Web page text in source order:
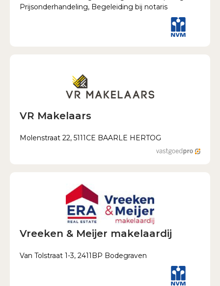
Prijsonderhandeling, Begeleiding bij notaris
VR Makelaars
Molenstraat 22, 5111CE BAARLE HERTOG
Vreeken & Meijer makelaardij
Van Tolstraat 1-3, 2411BP Bodegraven